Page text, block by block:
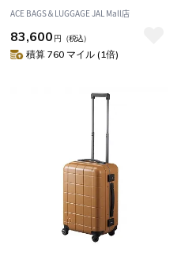
ットル 機内持ち込み対応 フレ
ームタイプ 00141
ACE BAGS＆LUGGAGE JAL Mall店
83,600 円 （税込）
積算 760 マイル (1倍)